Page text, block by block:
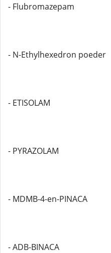
- Flubromazepam
- N-Ethylhexedron poeder
- ETISOLAM
- PYRAZOLAM
- MDMB-4-en-PINACA
- ADB-BINACA